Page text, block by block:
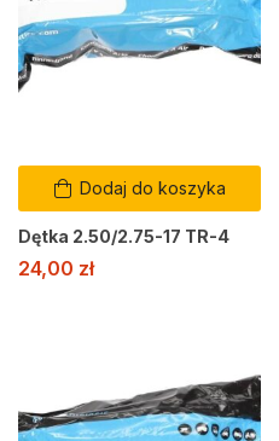
Dodaj do koszyka
Dętka 2.50/2.75-17 TR-4
24,00 zł